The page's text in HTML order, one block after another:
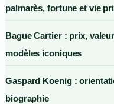
palmarès, fortune et vie
Bague Cartier : prix,
modèles iconiques
Gaspard Koenig :
biographie